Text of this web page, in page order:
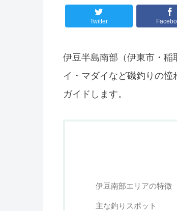
Twitter
伊豆半島南部（伊東市・
イ・マダイなど磯釣りの
ガイドします。
伊豆南部エリアの特徴
主な釣りスポット